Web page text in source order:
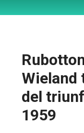
Wieland
del
1959